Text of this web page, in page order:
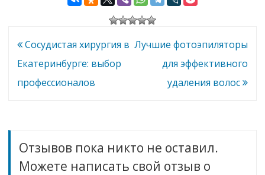
лечения
лимфатической
недостаточности
Навигация
по
записям
Сосудистая хирургия в
Екатеринбурге: выбор
профессионалов
Лучшие фотоэпиляторы
для эффективного
удаления волос
Отзывов пока никто не оставил.
Можете написать свой отзыв о